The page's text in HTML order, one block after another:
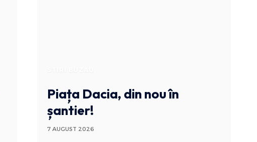
Piața Dacia, din nou în
șantier!
7 AUGUST 2026